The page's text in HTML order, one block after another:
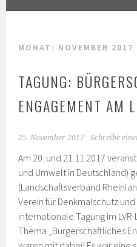
MONAT: NOVEMBER 2017
TAGUNG:
ENGAGEMENT AM
25. November 2017 Schreibe
Am 20. und 21.11.2017
und Umwelt in Deutschland)
(Landschaftsverband
Verein für Denkmalschutz
internationale Tagung im
Thema „Bürgerschaftliches